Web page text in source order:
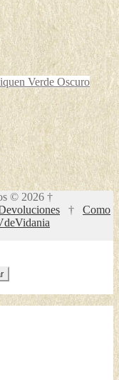
Verde Oscuro
© 2026 †
† Como